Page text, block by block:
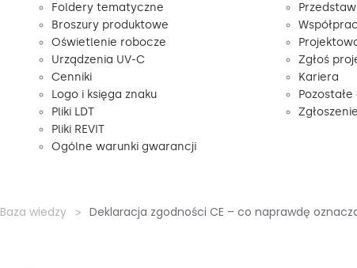
Foldery tematyczne
Broszury produktowe
Oświetlenie robocze
Urządzenia UV-C
Cenniki
Logo i księga znaku
Pliki LDT
Pliki REVIT
Ogólne warunki gwarancji
Zgłoś
Kariera
Pozostałe
Baza wiedzy Deklaracja zgodności CE – co naprawdę